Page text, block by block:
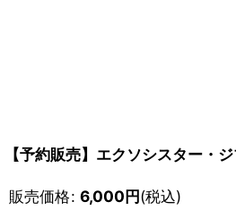
【予約販売】エクソシスター
販売価格: 6,000円(税込)